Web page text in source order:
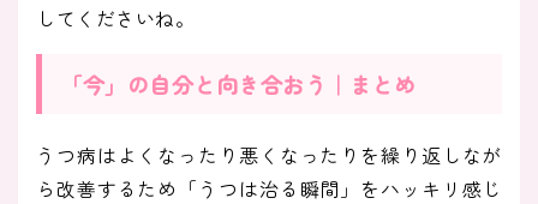
してくださいね。
「今」の自分と向き合おう｜まとめ
うつ病はよくなったり悪くなったりを繰り返しなが
ら改善するため「うつは治る瞬間」をハッキリ感じ